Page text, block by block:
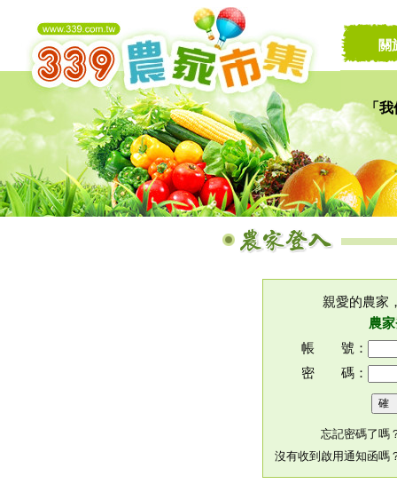
「我
讓
關
親愛的農家
農
帳 號：
密 碼：
忘記密碼了嗎
沒有收到啟用通知函嗎